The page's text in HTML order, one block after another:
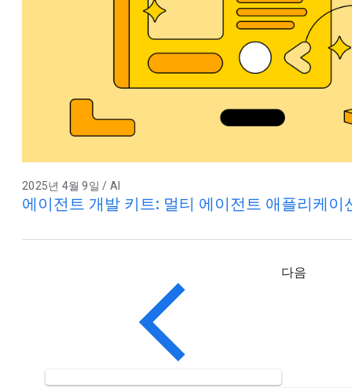
2025년 4월 9일 / AI
에이전트 개발 키트: 멀티 에이전트 애플리케이
다음